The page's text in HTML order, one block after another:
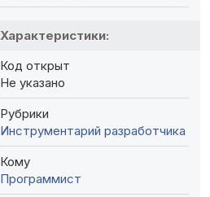
Характеристики:
Код открыт
Не указано
Рубрики
Инструментарий разработчика
Кому
Программист